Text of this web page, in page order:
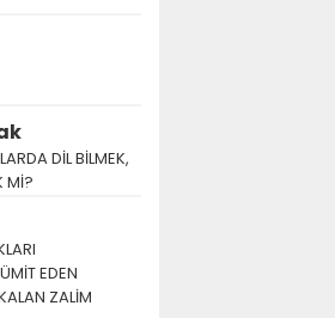
DİL BİLMEK,
Mİ?
EDEN
ZALİM